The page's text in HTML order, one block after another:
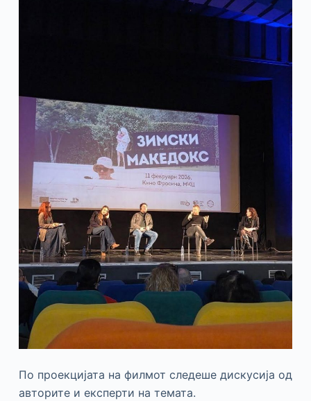
По проекцијата на филмот следеше дискусија од
авторите и експерти на темата.